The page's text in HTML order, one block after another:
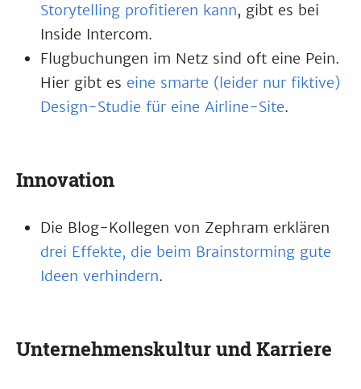
Storytelling profitieren kann, gibt es bei
Inside Intercom.
Flugbuchungen im Netz sind oft eine Pein.
Hier gibt es eine smarte (leider nur fiktive)
Design-Studie für eine Airline-Site.
Innovation
Die Blog-Kollegen von Zephram erklären
drei Effekte, die beim Brainstorming gute
Ideen verhindern.
Unternehmenskultur und Karriere